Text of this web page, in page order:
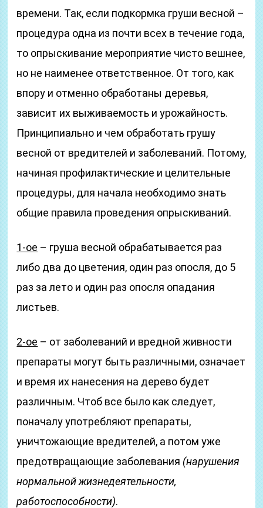
времени. Так, если подкормка груши весной –
процедура одна из почти всех в течение года,
то опрыскивание мероприятие чисто вешнее,
но не наименее ответственное. От того, как
впору и отменно обработаны деревья,
зависит их выживаемость и урожайность.
Принципиально и чем обработать грушу
весной от вредителей и заболеваний. Потому,
начиная профилактические и целительные
процедуры, для начала необходимо знать
общие правила проведения опрыскиваний.
1-ое – груша весной обрабатывается раз
либо два до цветения, один раз опосля, до 5
раз за лето и один раз опосля опадания
листьев.
2-ое – от заболеваний и вредной живности
препараты могут быть различными, означает
и время их нанесения на дерево будет
различным. Чтоб все было как следует,
поначалу употребляют препараты,
уничтожающие вредителей, а потом уже
предотвращающие заболевания (нарушения
нормальной жизнедеятельности,
работоспособности).